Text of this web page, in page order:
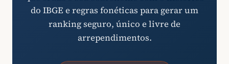
do IBGE e regras fonéticas para gerar um
ranking seguro, único e livre de
arrependimentos.